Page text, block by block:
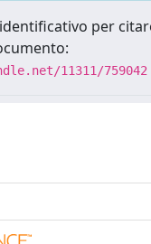
per
11311/759042